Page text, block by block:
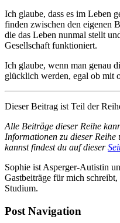
Ich glaube, dass es im Leben
finden zwischen den eigenen
die das Leben nunmal stellt
Gesellschaft funktioniert.
Ich glaube, wenn man genau
glücklich werden, egal ob mit
Dieser Beitrag ist Teil der
Alle Beiträge dieser Reihe
Informationen zu dieser
kannst findest du auf dieser
Sophie ist Asperger-Autistin
Gastbeiträge für mich
Studium.
Post Navigation